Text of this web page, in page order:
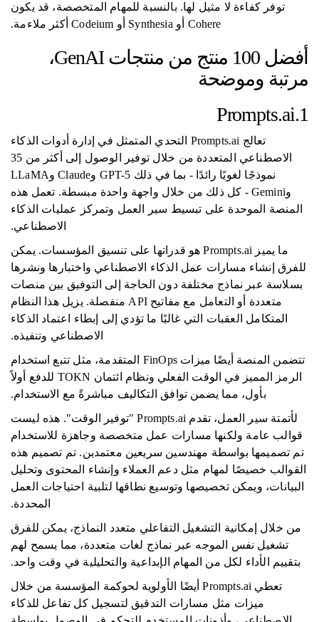
توفر كفاءة لا مثيل لها. بالنسبة للمهام المتخصصة، قد يكون
Cohere أو Synthesia أو Codeium أكثر ملاءمة.
أفضل 100 منتج من منتجات GenAI،
مرتبة وموضحة
1.Prompts.ai
تعالج Prompts.ai التحدي المتمثل في إدارة أدوات الذكاء
الاصطناعي المتعددة من خلال توفير الوصول إلى أكثر من 35
نموذجًا لغويًا رائدًا - بما في ذلك GPT-5 وClaude وLLaMA
وGemini - كل ذلك من خلال واجهة واحدة مبسطة. تعمل هذه
المنصة الموحدة على تبسيط سير العمل وتمركز عمليات الذكاء
الاصطناعي.
ما يميز Prompts.ai هو قدراتها على تنسيق المؤسسات. يمكن
للفرق إنشاء مسارات عمل الذكاء الاصطناعي واختبارها ونشرها
بسلاسة عبر نماذج مختلفة دون الحاجة إلى التوفيق بين منصات
متعددة أو التعامل مع مفاتيح API منفصلة. يزيل هذا النظام
المتكامل العقبات التي غالبًا ما تؤدي إلى إبطاء اعتماد الذكاء
الاصطناعي وتنفيذه.
تتضمن المنصة أيضًا ميزات FinOps المتقدمة، مثل تتبع استخدام
الرمز المميز في الوقت الفعلي ونظام ائتمان TOKN للدفع أولاً
بأول، مما يضمن توافق التكاليف مباشرةً مع الاستخدام.
لأتمتة سير العمل، تقدم Prompts.ai "توفير الوقت". هذه ليست
قوالب عامة ولكنها مسارات عمل متخصصة وجاهزة للاستخدام
تم تصميمها بواسطة مهندسين سريعين معتمدين. تم تصميم هذه
القوالب خصيصًا لمهام مثل دعم العملاء وإنشاء المحتوى وتحليل
البيانات، ويمكن تخصيصها وتوسيع نطاقها لتلبية احتياجات العمل
المحددة.
من خلال إمكانية التشغيل التفاعلي متعدد النماذج، يمكن للفرق
تشغيل نفس الموجه عبر نماذج لغات متعددة، مما يسمح لهم
بتقييم الأداء لكل من المهام الإبداعية والتحليلية في وقت واحد.
تعطي Prompts.ai أيضًا الأولوية لحوكمة المؤسسة من خلال
ميزات مثل مسارات التدقيق لتسجيل كل تفاعل للذكاء